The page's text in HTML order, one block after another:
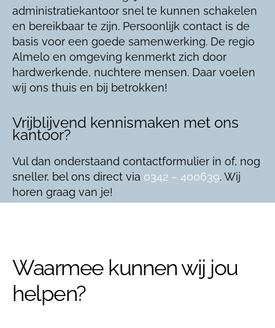
administratiekantoor snel te kunnen schakelen
en bereikbaar te zijn. Persoonlijk contact is de
basis voor een goede samenwerking. De regio
Almelo en omgeving kenmerkt zich door
hardwerkende, nuchtere mensen. Daar voelen
wij ons thuis en bij betrokken!
Vrijblijvend kennismaken met ons
kantoor?
Vul dan onderstaand contactformulier in of, nog
sneller, bel ons direct via 0342 – 400639. Wij
horen graag van je!
Waarmee kunnen wij jou
helpen?